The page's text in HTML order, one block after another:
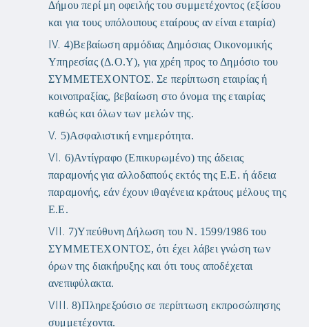
Δήμου περί μη οφειλής του συμμετέχοντος (εξίσου
και για τους υπόλοιπους εταίρους αν είναι εταιρία)
4)Βεβαίωση αρμόδιας Δημόσιας Οικονομικής
Υπηρεσίας (Δ.Ο.Υ), για χρέη προς το Δημόσιο του
ΣΥΜΜΕΤΕΧΟΝΤΟΣ. Σε περίπτωση εταιρίας ή
κοινοπραξίας, βεβαίωση στο όνομα της εταιρίας
καθώς και όλων των μελών της.
5)Ασφαλιστική ενημερότητα.
6)Αντίγραφο (Επικυρωμένο) της άδειας
παραμονής για αλλοδαπούς εκτός της Ε.Ε. ή άδεια
παραμονής, εάν έχουν ιθαγένεια κράτους μέλους της
Ε.Ε.
7)Υπεύθυνη Δήλωση του Ν. 1599/1986 του
ΣΥΜΜΕΤΕΧΟΝΤΟΣ, ότι έχει λάβει γνώση των
όρων της διακήρυξης και ότι τους αποδέχεται
ανεπιφύλακτα.
8)Πληρεξούσιο σε περίπτωση εκπροσώπησης
συμμετέχοντα.